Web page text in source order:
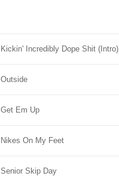
Kickin' Incredibly Dope Shit (Intro)
Outside
Get Em Up
Nikes On My Feet
Senior Skip Day